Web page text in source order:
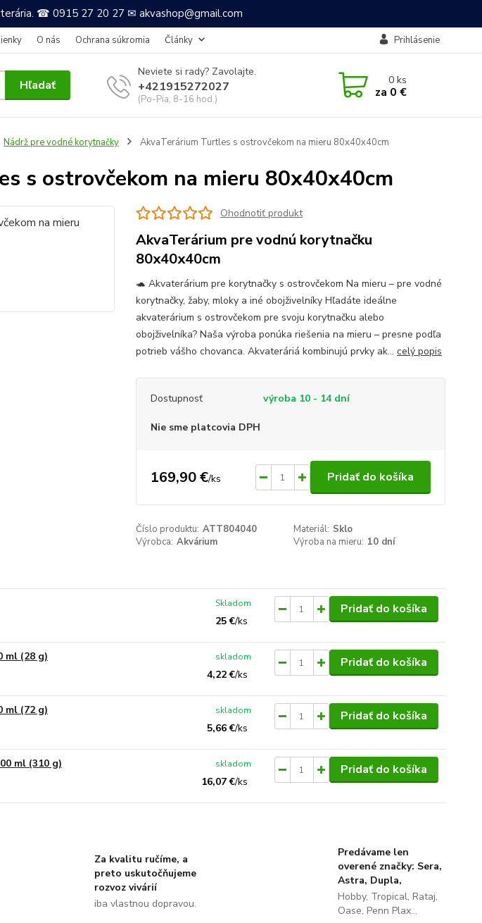
☎ 0915 27 20 27 ✉ akvashop@gmail.com
O nás Ochrana súkromia Články Prihlásenie
Hľadať
Neviete si rady? Zavolajte.
+421915272027
(Po-Pia, 8-16 hod.)
0ks
za 0 €
Nádrž pre vodné korytnačky AkvaTerárium Turtles s ostrovčekom na mieru 80x40x40cm
s ostrovčekom na mieru 80x40x40cm
Ohodnotiť produkt
AkvaTerárium pre vodnú korytnačku
80x40x40cm
🐢 Akvaterárium pre korytnačky s ostrovčekom Na mieru – pre vodné
korytnačky, žaby, mloky a iné obojživelníky Hľadáte ideálne
akvaterárium s ostrovčekom pre svoju korytnačku alebo
obojživelníka? Naša výroba ponúka riešenia na mieru – presne podľa
potrieb vášho chovanca. Akvateráriá kombinujú prvky ak... celý popis
Dostupnosť výroba 10 - 14 dní
Nie sme platcovia DPH
169,90 €/ks Pridať do košíka
Číslo produktu: ATT804040 Materiál: Sklo
Výrobca: Akvárium Výroba na mieru: 10 dní
25 €/ks
Skladom Pridať do košíka
ml (28 g)
4,22 €/ks
skladom Pridať do košíka
ml (72 g)
5,66 €/ks
skladom Pridať do košíka
ml (310 g)
16,07 €/ks
skladom Pridať do košíka
Za kvalitu ručíme, a
preto uskutočňujeme
rozvoz vivárií
iba vlastnou dopravou.
Predávame len
overené značky: Sera,
Astra, Dupla,
Hobby, Tropical, Rataj,
Oase, Penn Plax...